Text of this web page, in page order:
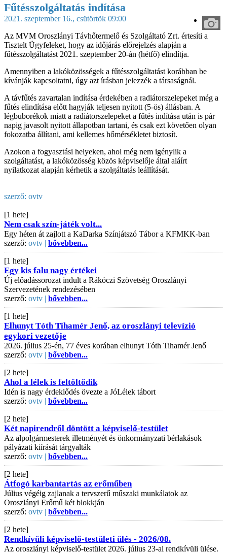
Fűtésszolgáltatás indítása
2021. szeptember 16., csütörtök 09:00
Az MVM Oroszlányi Távhőtermelő és Szolgáltató Zrt. értesíti a
Tisztelt Ügyfeleket, hogy az időjárás előrejelzés alapján a
fűtésszolgáltatást 2021. szeptember 20-án (hétfő) elindítja.
Amennyiben a lakóközösségek a fűtésszolgáltatást korábban be
kívánják kapcsoltatni, úgy azt írásban jelezzék a társaságnál.
A távfűtés zavartalan indítása érdekében a radiátorszelepeket még a
fűtés elindítása előtt hagyják teljesen nyitott (5-ös) állásban. A
légbuborékok miatt a radiátorszelepeket a fűtés indítása után is pár
napig javasolt nyitott állapotban tartani, és csak ezt követően olyan
fokozatba állítani, ami kellemes hőmérsékletet biztosít.
Azokon a fogyasztási helyeken, ahol még nem igénylik a
szolgáltatást, a lakóközösség közös képviselője által aláírt
nyilatkozat alapján kérhetik a szolgáltatás leállítását.
szerző: ovtv
[1 hete]
Nem csak szín-játék volt...
Egy héten át zajlott a KaDarka Színjátszó Tábor a KFMKK-ban
szerző: ovtv | bővebben...
[1 hete]
Egy kis falu nagy értékei
Új előadássorozat indult a Rákóczi Szövetség Oroszlányi
Szervezetének rendezésében
szerző: ovtv | bővebben...
[1 hete]
Elhunyt Tóth Tihamér Jenő, az oroszlányi televízió
egykori vezetője
2026. július 25-én, 77 éves korában elhunyt Tóth Tihamér Jenő
szerző: ovtv | bővebben...
[2 hete]
Ahol a lélek is feltöltődik
Idén is nagy érdeklődés övezte a JóLélek tábort
szerző: ovtv | bővebben...
[2 hete]
Két napirendről döntött a képviselő-testület
Az alpolgármesterek illetményét és önkormányzati bérlakások
pályázati kiírását tárgyalták
szerző: ovtv | bővebben...
[2 hete]
Átfogó karbantartás az erőműben
Július végéig zajlanak a tervszerű műszaki munkálatok az
Oroszlányi Erőmű két blokkján
szerző: ovtv | bővebben...
[2 hete]
Rendkívüli képviselő-testületi ülés - 2026/08.
Az oroszlányi képviselő-testület 2026. július 23-ai rendkívüli ülése.